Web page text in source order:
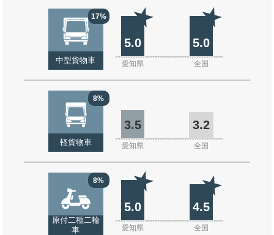
17%
中型貨物車
5.0 5.0
愛知県 全国
8%
軽貨物車
3.5 3.2
愛知県 全国
8%
原付二種二輪
車
5.0 4.5
愛知県 全国